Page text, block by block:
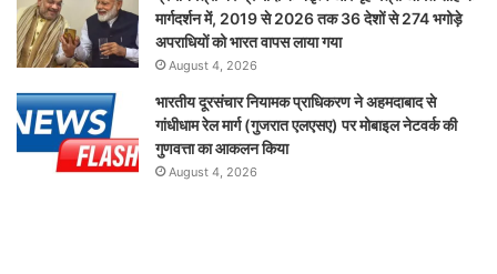
मार्गदर्शन में, 2019 से 2026 तक 36 देशों से 274 भगोड़े
अपराधियों को भारत वापस लाया गया
August 4, 2026
भारतीय दूरसंचार नियामक प्राधिकरण ने अहमदाबाद से
गांधीधाम रेल मार्ग (गुजरात एलएसए) पर मोबाइल नेटवर्क की
गुणवत्ता का आकलन किया
August 4, 2026